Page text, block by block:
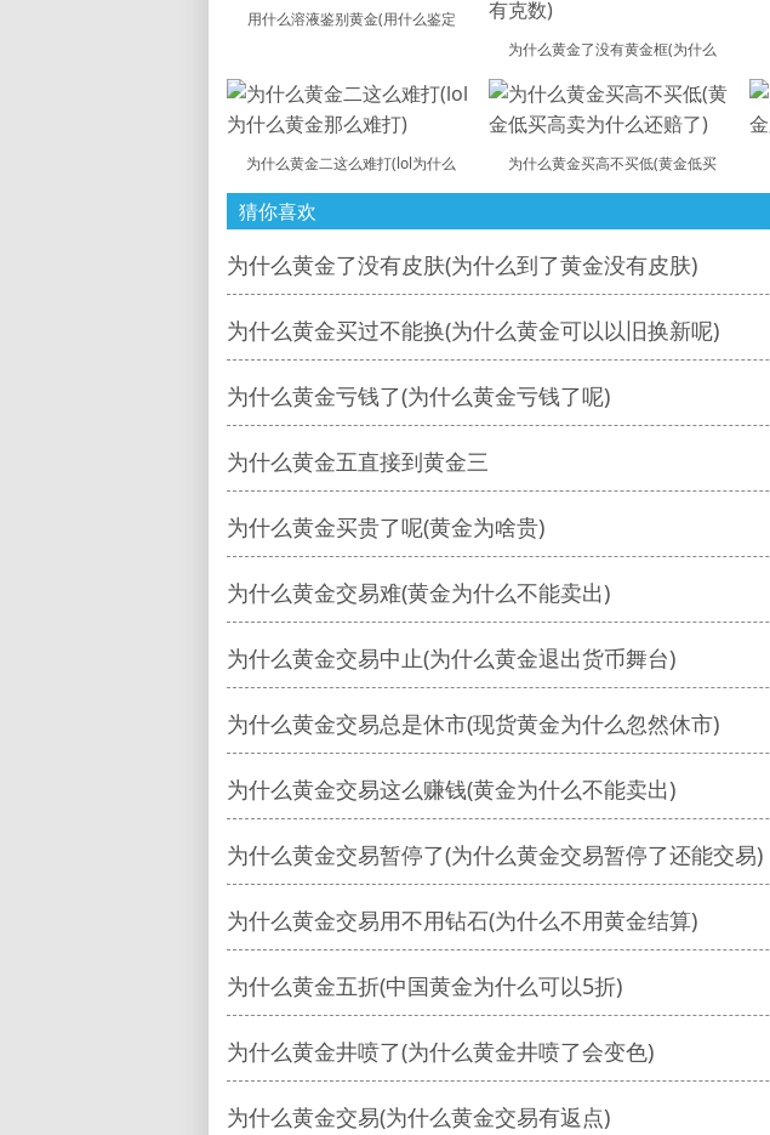
用什么溶液鉴别黄金(用什么鉴定
为什么黄金了没有黄金框(为什么
为什么黄金二这么难打(lol为什么 为什么黄金买高不买低(黄金低买
猜你喜欢
为什么黄金了没有皮肤(为什么到了黄金没有皮肤)
为什么黄金买过不能换(为什么黄金可以以旧换新呢)
为什么黄金亏钱了(为什么黄金亏钱了呢)
为什么黄金五直接到黄金三
为什么黄金买贵了呢(黄金为啥贵)
为什么黄金交易难(黄金为什么不能卖出)
为什么黄金交易中止(为什么黄金退出货币舞台)
为什么黄金交易总是休市(现货黄金为什么忽然休市)
为什么黄金交易这么赚钱(黄金为什么不能卖出)
为什么黄金交易暂停了(为什么黄金交易暂停了还能交易)
为什么黄金交易用不用钻石(为什么不用黄金结算)
为什么黄金五折(中国黄金为什么可以5折)
为什么黄金井喷了(为什么黄金井喷了会变色)
为什么黄金交易(为什么黄金交易有返点)